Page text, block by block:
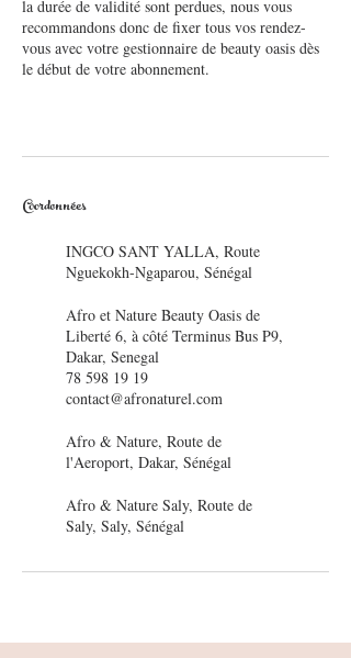
la durée de validité sont perdues, nous vous
recommandons donc de fixer tous vos rendez-
vous avec votre gestionnaire de beauty oasis dès
le début de votre abonnement.
Coordonnées
INGCO SANT YALLA, Route
Nguekokh-Ngaparou, Sénégal
Afro et Nature Beauty Oasis de
Liberté 6, à côté Terminus Bus P9,
Dakar, Senegal
78 598 19 19
contact@afronaturel.com
Afro & Nature, Route de
l'Aeroport, Dakar, Sénégal
Afro & Nature Saly, Route de
Saly, Saly, Sénégal